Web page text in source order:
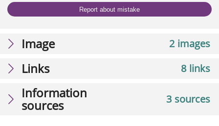
Report about mistake
2 images
Image
8 links
Links
3 sources
Information
sources